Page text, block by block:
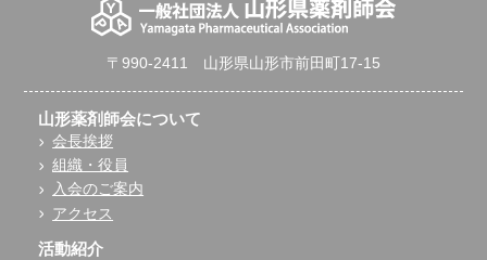
〒990-2411 山形県山形市前田町17-15
山形薬剤師会について
会長挨拶
組織・役員
入会のご案内
アクセス
活動紹介